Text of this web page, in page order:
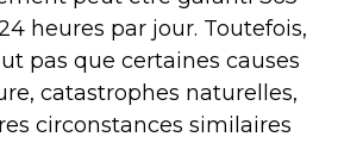
heures par jour. Toutefois,
pas que certaines causes
catastrophes naturelles,
circonstances similaires